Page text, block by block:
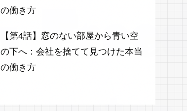
の働き方
【第4話】窓のない部屋から青い空
の下へ：会社を捨てて見つけた本当
の働き方